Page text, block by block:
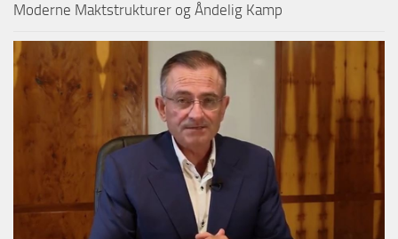
Moderne Maktstrukturer og Åndelig Kamp